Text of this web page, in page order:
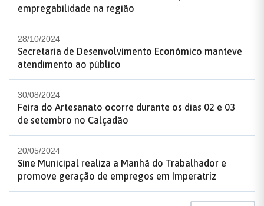
empregabilidade na região
28/10/2024
Secretaria de Desenvolvimento Econômico manteve
atendimento ao público
30/08/2024
Feira do Artesanato ocorre durante os dias 02 e 03
de setembro no Calçadão
20/05/2024
Sine Municipal realiza a Manhã do Trabalhador e
promove geração de empregos em Imperatriz